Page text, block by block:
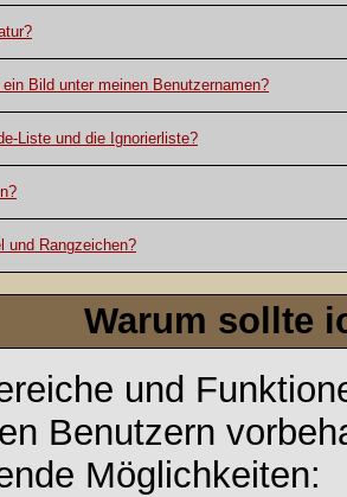
Bild unter meinen Benutzernamen?
Liste und die Ignorierliste?
und Rangzeichen?
Warum sollte
und
Benutzern
Möglichkeiten: